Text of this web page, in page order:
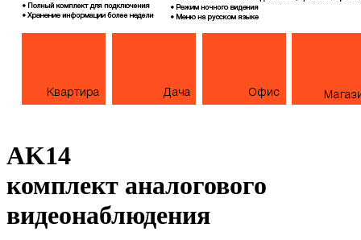
AK14
комплект аналогового
видеонаблюдения